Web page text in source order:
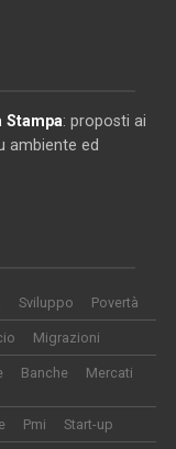
Stampa: proposti ai
ambiente ed
Sviluppo Povertà
Migrazioni
Banche Mercati
Pmi Start-up